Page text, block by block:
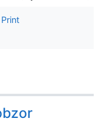
Print